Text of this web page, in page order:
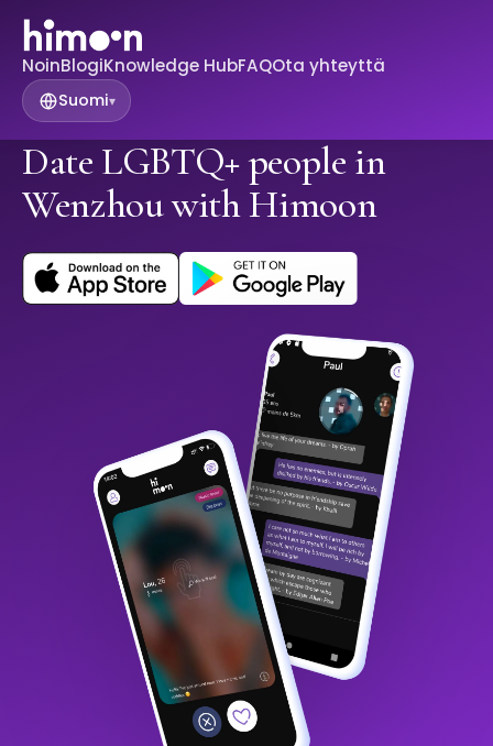
NoinBlogiKnowledge HubFAQOta yhteyttä
Suomi▾
Date LGBTQ+ people in
Wenzhou with Himoon